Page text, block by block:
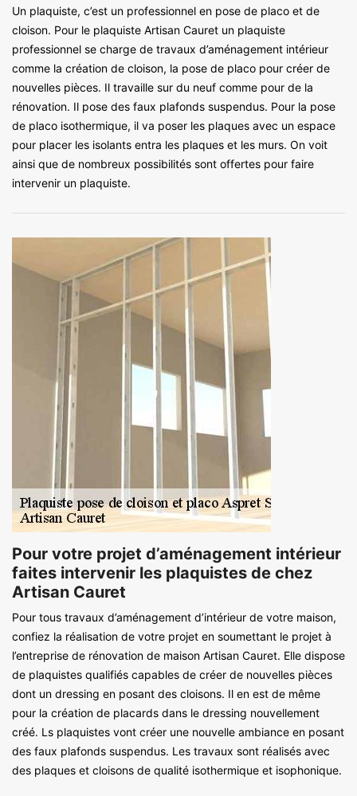
Un plaquiste, c’est un professionnel en pose de placo et de
cloison. Pour le plaquiste Artisan Cauret un plaquiste
professionnel se charge de travaux d’aménagement intérieur
comme la création de cloison, la pose de placo pour créer de
nouvelles pièces. Il travaille sur du neuf comme pour de la
rénovation. Il pose des faux plafonds suspendus. Pour la pose
de placo isothermique, il va poser les plaques avec un espace
pour placer les isolants entra les plaques et les murs. On voit
ainsi que de nombreux possibilités sont offertes pour faire
intervenir un plaquiste.
Pour votre projet d’aménagement intérieur
faites intervenir les plaquistes de chez
Artisan Cauret
Pour tous travaux d’aménagement d’intérieur de votre maison,
confiez la réalisation de votre projet en soumettant le projet à
l’entreprise de rénovation de maison Artisan Cauret. Elle dispose
de plaquistes qualifiés capables de créer de nouvelles pièces
dont un dressing en posant des cloisons. Il en est de même
pour la création de placards dans le dressing nouvellement
créé. Ls plaquistes vont créer une nouvelle ambiance en posant
des faux plafonds suspendus. Les travaux sont réalisés avec
des plaques et cloisons de qualité isothermique et isophonique.